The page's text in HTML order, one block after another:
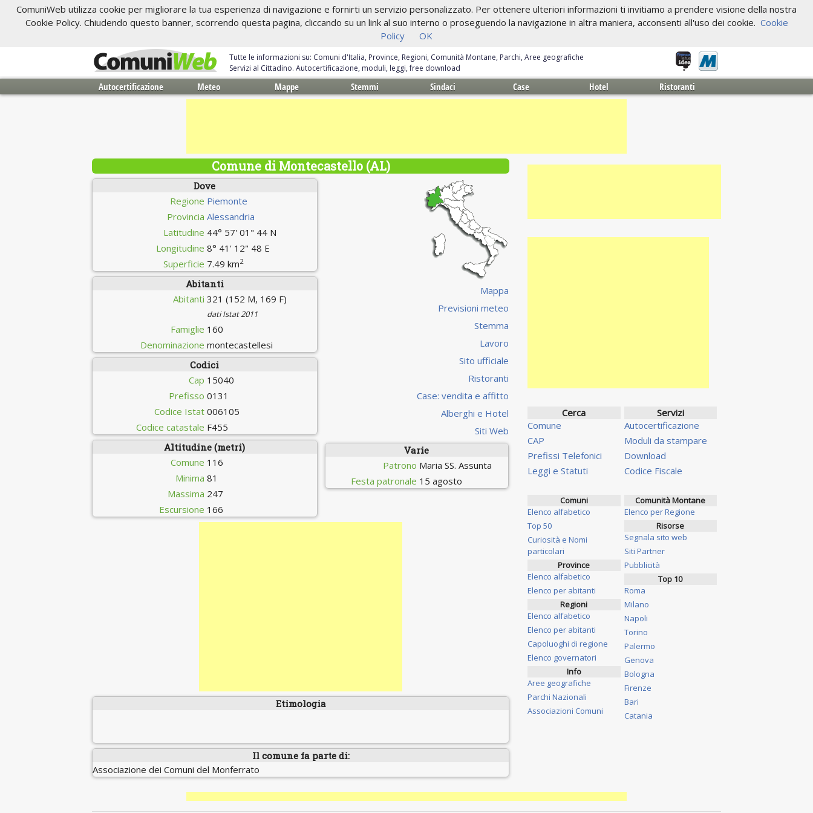
ComuniWeb utilizza cookie per migliorare la tua esperienza di navigazione e fornirti un servizio personalizzato. Per ottenere ulteriori informazioni ti invitiamo a prendere visione della nostra
Cookie Policy. Chiudendo questo banner, scorrendo questa pagina, cliccando su un link al suo interno o proseguendo la navigazione in altra maniera, acconsenti all'uso dei cookie. Cookie
Policy
OK
Tutte le informazioni su: Comuni d'Italia, Province, Regioni, Comunità Montane, Parchi, Aree geografiche
Servizi al Cittadino. Autocertificazione, moduli, leggi, free download
Autocertificazione Meteo Mappe Stemmi Sindaci Case Hotel Ristoranti
Comune di Montecastello (AL)
Dove
Regione Piemonte
Provincia Alessandria
Latitudine 44° 57' 01" 44 N
Longitudine 8° 41' 12" 48 E
Superficie 7.49 km2
Abitanti
Abitanti 321 (152 M, 169 F)
dati Istat 2011
Famiglie 160
Denominazione montecastellesi
Codici
Cap 15040
Prefisso 0131
Codice Istat 006105
Codice catastale F455
Altitudine (metri)
Comune 116
Minima 81
Massima 247
Escursione 166
Mappa
Previsioni meteo
Stemma
Lavoro
Sito ufficiale
Ristoranti
Case: vendita e affitto
Alberghi e Hotel
Siti Web
Varie
Patrono Maria SS. Assunta
Festa patronale 15 agosto
Etimologia
Il comune fa parte di:
Associazione dei Comuni del Monferrato
Cerca
Comune
CAP
Prefissi Telefonici
Leggi e Statuti
Servizi
Autocertificazione
Moduli da stampare
Download
Codice Fiscale
Comuni
Elenco alfabetico
Top 50
Curiosità e Nomi
particolari
Province
Elenco alfabetico
Elenco per abitanti
Regioni
Elenco alfabetico
Elenco per abitanti
Capoluoghi di regione
Elenco governatori
Info
Aree geografiche
Parchi Nazionali
Associazioni Comuni
Comunità Montane
Elenco per Regione
Risorse
Segnala sito web
Siti Partner
Pubblicità
Top 10
Roma
Milano
Napoli
Torino
Palermo
Genova
Bologna
Firenze
Bari
Catania